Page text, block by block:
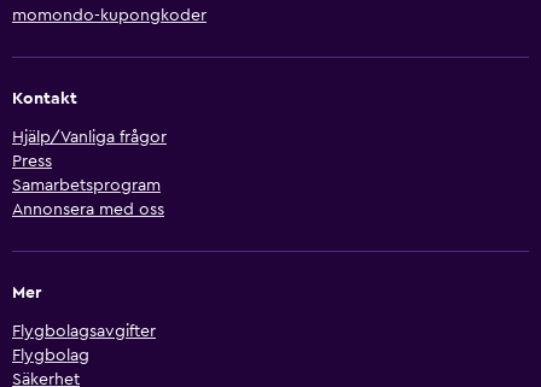
momondo-kupongkoder
Kontakt
Hjälp/Vanliga frågor
Press
Samarbetsprogram
Annonsera med oss
Mer
Flygbolagsavgifter
Flygbolag
Säkerhet